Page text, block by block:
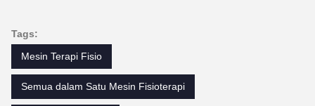
Tags:
Mesin Terapi Fisio
Semua dalam Satu Mesin Fisioterapi